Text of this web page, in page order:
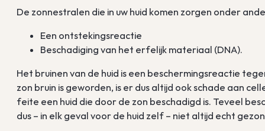
De zonnestralen die in uw huid komen zorgen onder
Een ontstekingsreactie
Beschadiging van het erfelijk materiaal (DNA).
Het bruinen van de huid is een beschermingsreactie
zon bruin is geworden, is er dus altijd ook schade aan
feite een huid die door de zon beschadigd is. Teveel
dus – in elk geval voor de huid zelf – niet altijd echt